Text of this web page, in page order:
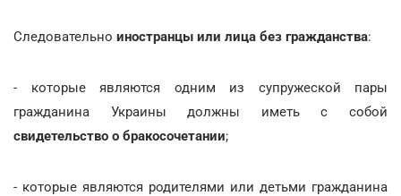
Следовательно иностранцы или лица без гражданства:
- которые являются одним из супружеской пары
гражданина Украины должны иметь с собой
свидетельство о бракосочетании;
- которые являются родителями или детьми гражданина